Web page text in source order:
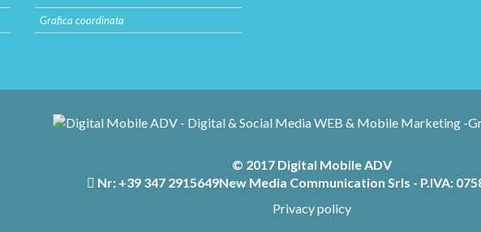
Grafica coordinata
© 2017 Digital Mobile ADV
Nr: +39 347 2915649New Media Communication Srls - P.IVA:
Privacy policy